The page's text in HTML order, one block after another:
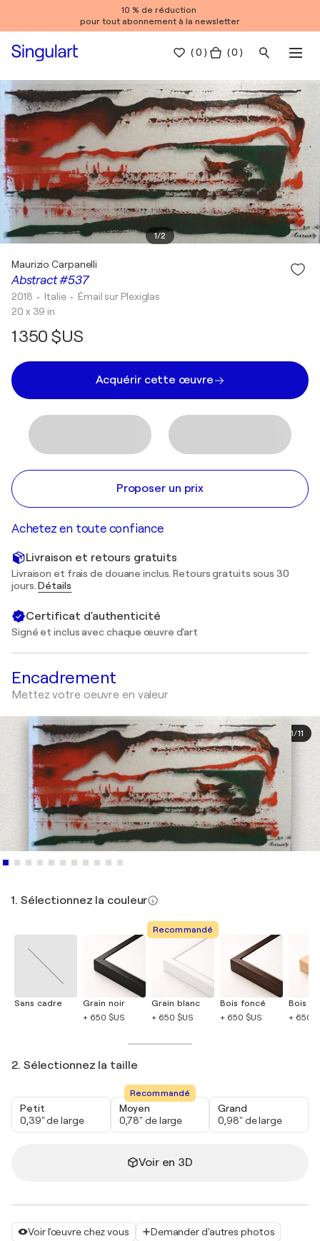
10 % de réduction
pour tout abonnement à la newsletter
(0 ) ( 0 )
1/2
Voir l'œuvre chez vous Demander d'autres photos
Abstract #537
Maurizio Carpanelli
2018 • Italie • Émail sur Plexiglas
20 x 39 in
1 350 $US
Acquérir cette œuvre
Proposer un prix
Achetez en toute confiance
Livraison et retours gratuits
Livraison et frais de douane inclus. Retours gratuits sous 30
jours.Détails
Certificat d'authenticité
Signé et inclus avec chaque œuvre d'art
Encadrement
Mettez votre oeuvre en valeur
1/11
1. Sélectionnez la couleur
Sans cadre
Grain noir
+ 650 $US
Recommandé
Grain blanc
+ 650 $US
Bois foncé
+ 650 $US
Bois
+ 650
2. Sélectionnez la taille
Petit
0,39" de large
Recommandé
Moyen
0,78" de large
Grand
0,98" de large
Voir en 3D